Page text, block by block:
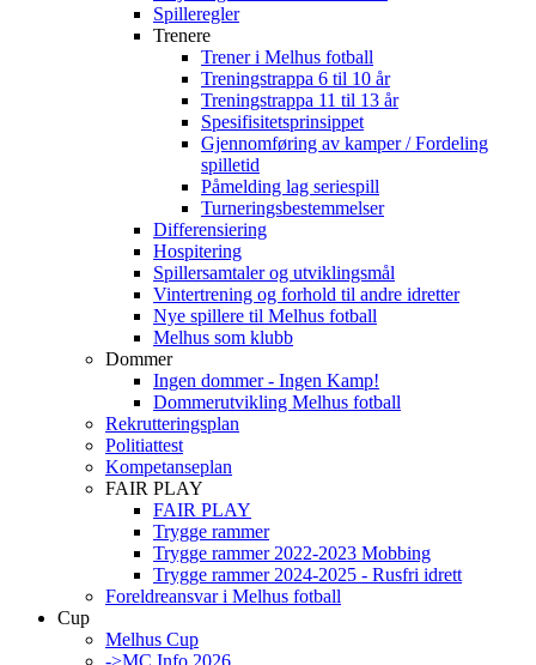
Spilleregler
Trenere
Trener i Melhus fotball
Treningstrappa 6 til 10 år
Treningstrappa 11 til 13 år
Spesifisitetsprinsippet
Gjennomføring av kamper / Fordeling
spilletid
Påmelding lag seriespill
Turneringsbestemmelser
Differensiering
Hospitering
Spillersamtaler og utviklingsmål
Vintertrening og forhold til andre idretter
Nye spillere til Melhus fotball
Melhus som klubb
Dommer
Ingen dommer - Ingen Kamp!
Dommerutvikling Melhus fotball
Rekrutteringsplan
Politiattest
Kompetanseplan
FAIR PLAY
FAIR PLAY
Trygge rammer
Trygge rammer 2022-2023 Mobbing
Trygge rammer 2024-2025 - Rusfri idrett
Foreldreansvar i Melhus fotball
Cup
Melhus Cup
->MC Info 2026